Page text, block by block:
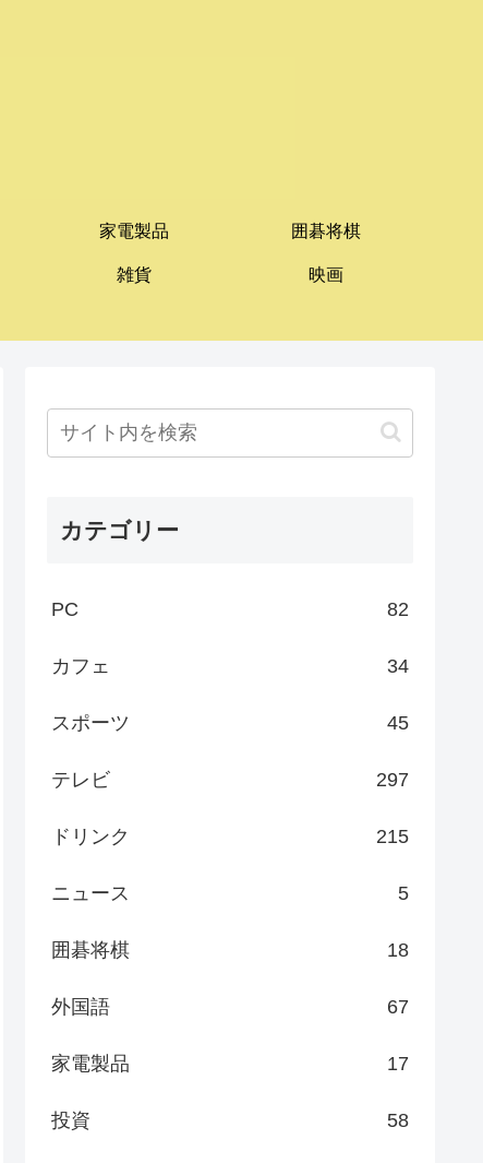
家電製品 囲碁将棋
雑貨 映画
カテゴリー
PC 82
カフェ 34
スポーツ 45
テレビ 297
ドリンク 215
ニュース 5
囲碁将棋 18
外国語 67
家電製品 17
投資 58